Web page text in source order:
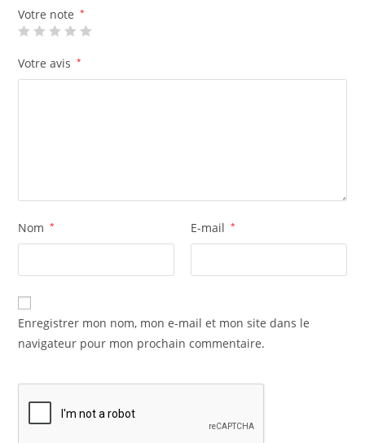
Votre note *
Votre avis *
Nom * E-mail *
Enregistrer mon nom, mon e-mail et mon site dans le
navigateur pour mon prochain commentaire.